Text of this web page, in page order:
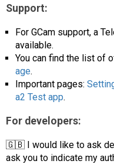
Support:
For GCam support, a
available.
You can find the list of
age.
Important pages:
a2 Test app.
For developers:
🇬🇧 I would like to ask
ask you to indicate my